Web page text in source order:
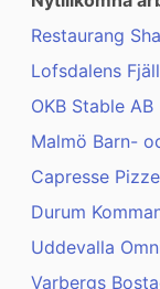
Restaurang
Lofsdalens
OKB Stable AB
Malmö Barn-
Capresse
Durum
Uddevalla
Varbergs